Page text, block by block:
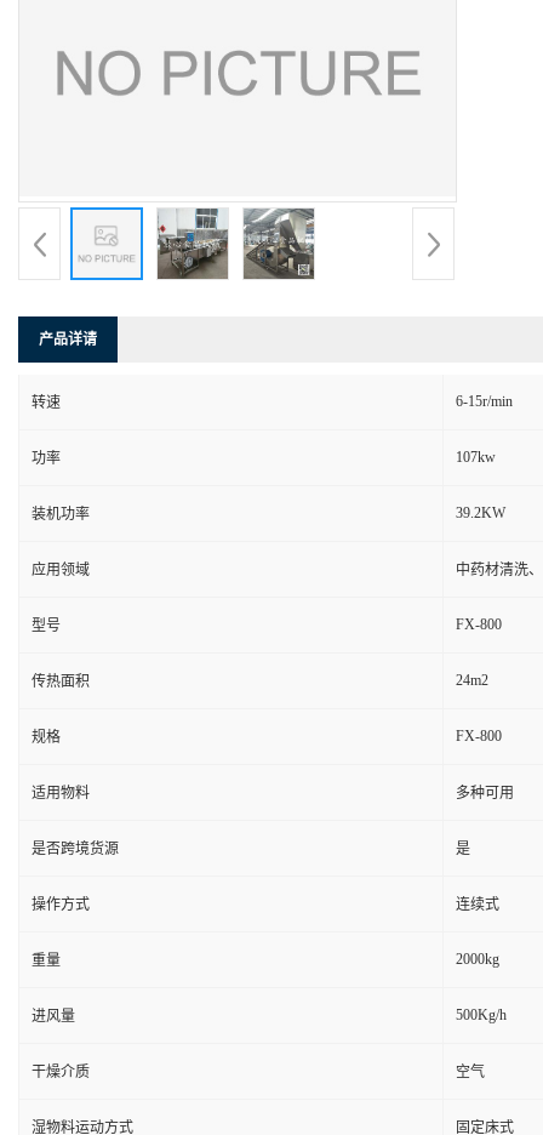
产品详请
转速 6-15r/min
功率 107kw
装机功率 39.2KW
应用领域 中药材清洗
型号 FX-800
传热面积 24m2
规格 FX-800
适用物料 多种可用
是否跨境货源 是
操作方式 连续式
重量 2000kg
进风量 500Kg/h
干燥介质 空气
湿物料运动方式 固定床式